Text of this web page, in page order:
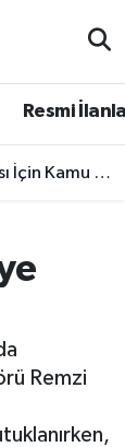
Resmi
Yayında!
Remzi